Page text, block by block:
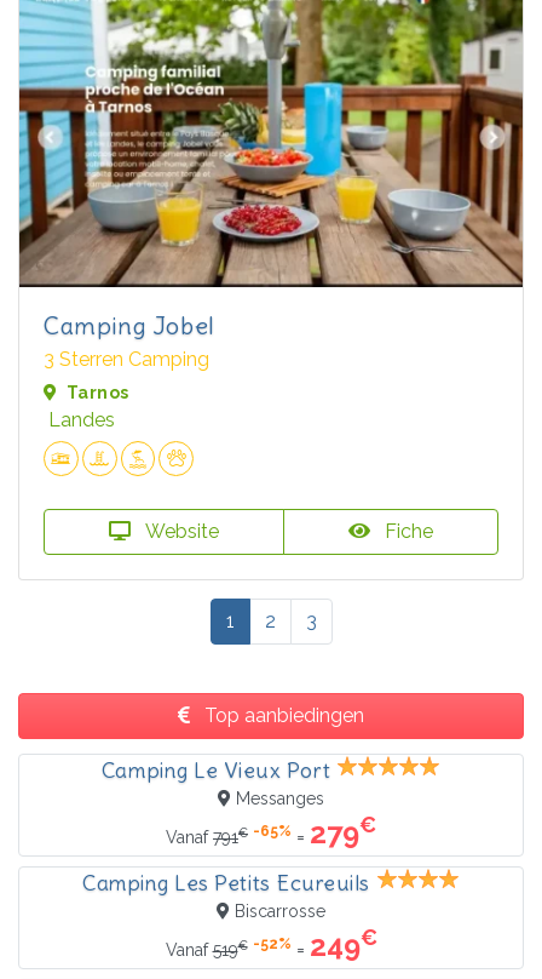
Camping Jobel
3 Sterren Camping
Tarnos
Landes
Website Fiche
1 2 3
Top aanbiedingen
Camping Le Vieux Port
Messanges
Vanaf791€ -65% = 279€
Camping Les Petits Ecureuils
Biscarrosse
Vanaf519€ -52% = 249€